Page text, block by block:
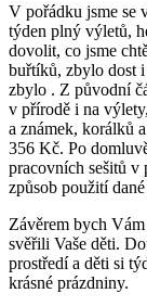
V pořádku jsme se
týden plný výletů,
dovolit, co jsme
buřtíků, zbylo dost
zbylo . Z původní
v přírodě i na
a známek, korálků
356 Kč. Po
pracovních sešitů v
způsob použití
Závěrem bych
svěřili Vaše děti.
prostředí a děti si
krásné prázdniny.